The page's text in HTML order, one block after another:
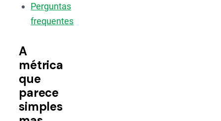
Perguntas
frequentes
A
métrica
que
parece
simples